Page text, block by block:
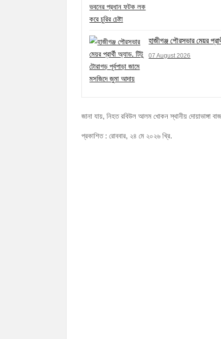
হাজীগঞ্জ পৌরসভার মেয়র
07 August 2026
জানা যায়, নিহত রবিউল আলম খোকন স্থানীয় দোয়াভাঙ্গা
প্রকাশিত : রোববার, ২৪ মে ২০২৬ খ্রি.